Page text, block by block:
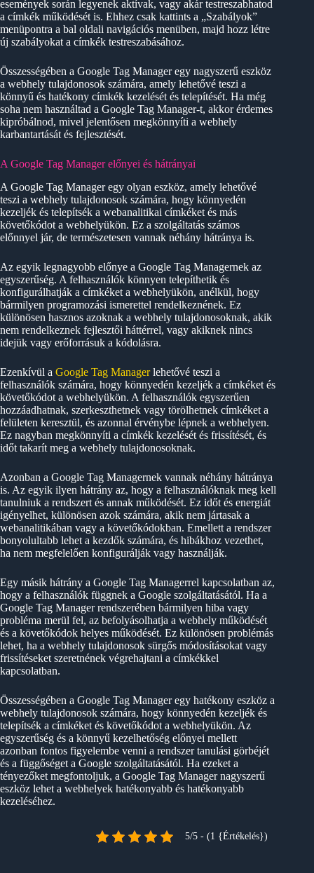
események során legyenek aktívak, vagy akár testreszabhatod
a címkék működését is. Ehhez csak kattints a „Szabályok”
menüpontra a bal oldali navigációs menüben, majd hozz létre
új szabályokat a címkék testreszabásához.
Összességében a Google Tag Manager egy nagyszerű eszköz
a webhely tulajdonosok számára, amely lehetővé teszi a
könnyű és hatékony címkék kezelését és telepítését. Ha még
soha nem használtad a Google Tag Manager-t, akkor érdemes
kipróbálnod, mivel jelentősen megkönnyíti a webhely
karbantartását és fejlesztését.
A Google Tag Manager előnyei és hátrányai
A Google Tag Manager egy olyan eszköz, amely lehetővé
teszi a webhely tulajdonosok számára, hogy könnyedén
kezeljék és telepítsék a webanalitikai címkéket és más
követőkódot a webhelyükön. Ez a szolgáltatás számos
előnnyel jár, de természetesen vannak néhány hátránya is.
Az egyik legnagyobb előnye a Google Tag Managernek az
egyszerűség. A felhasználók könnyen telepíthetik és
konfigurálhatják a címkéket a webhelyükön, anélkül, hogy
bármilyen programozási ismerettel rendelkeznének. Ez
különösen hasznos azoknak a webhely tulajdonosoknak, akik
nem rendelkeznek fejlesztői háttérrel, vagy akiknek nincs
idejük vagy erőforrásuk a kódolásra.
Ezenkívül a Google Tag Managerlehetővé teszi a
felhasználók számára, hogy könnyedén kezeljék a címkéket és
követőkódot a webhelyükön. A felhasználók egyszerűen
hozzáadhatnak, szerkeszthetnek vagy törölhetnek címkéket a
felületen keresztül, és azonnal érvénybe lépnek a webhelyen.
Ez nagyban megkönnyíti a címkék kezelését és frissítését, és
időt takarít meg a webhely tulajdonosoknak.
Azonban a Google Tag Managernek vannak néhány hátránya
is. Az egyik ilyen hátrány az, hogy a felhasználóknak meg kell
tanulniuk a rendszert és annak működését. Ez időt és energiát
igényelhet, különösen azok számára, akik nem jártasak a
webanalitikában vagy a követőkódokban. Emellett a rendszer
bonyolultabb lehet a kezdők számára, és hibákhoz vezethet,
ha nem megfelelően konfigurálják vagy használják.
Egy másik hátrány a Google Tag Managerrel kapcsolatban az,
hogy a felhasználók függnek a Google szolgáltatásától. Ha a
Google Tag Manager rendszerében bármilyen hiba vagy
probléma merül fel, az befolyásolhatja a webhely működését
és a követőkódok helyes működését. Ez különösen problémás
lehet, ha a webhely tulajdonosok sürgős módosításokat vagy
frissítéseket szeretnének végrehajtani a címkékkel
kapcsolatban.
Összességében a Google Tag Manager egy hatékony eszköz a
webhely tulajdonosok számára, hogy könnyedén kezeljék és
telepítsék a címkéket és követőkódot a webhelyükön. Az
egyszerűség és a könnyű kezelhetőség előnyei mellett
azonban fontos figyelembe venni a rendszer tanulási görbéjét
és a függőséget a Google szolgáltatásától. Ha ezeket a
tényezőket megfontoljuk, a Google Tag Manager nagyszerű
eszköz lehet a webhelyek hatékonyabb és hatékonyabb
kezeléséhez.
5/5 - (1 {Értékelés})